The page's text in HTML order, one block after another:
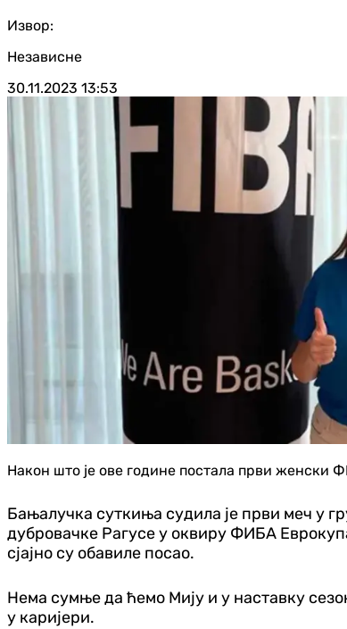
Извор:
Независне
30.11.2023 13:53
Након што је ове године постала први женски
Бањалучка суткиња судила је први меч у
дубровачке Рагусе у оквиру ФИБА
сјајно су обавиле посао.
Нема сумње да ћемо Мију и у наставку
у каријери.